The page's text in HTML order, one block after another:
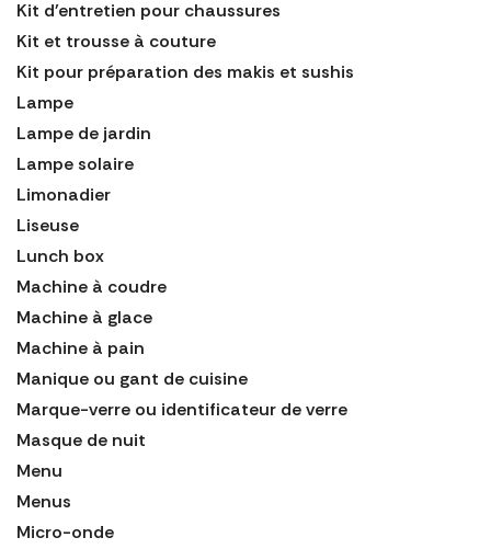
Kit d'entretien pour chaussures
Kit et trousse à couture
Kit pour préparation des makis et sushis
Lampe
Lampe de jardin
Lampe solaire
Limonadier
Liseuse
Lunch box
Machine à coudre
Machine à glace
Machine à pain
Manique ou gant de cuisine
Marque-verre ou identificateur de verre
Masque de nuit
Menu
Menus
Micro-onde